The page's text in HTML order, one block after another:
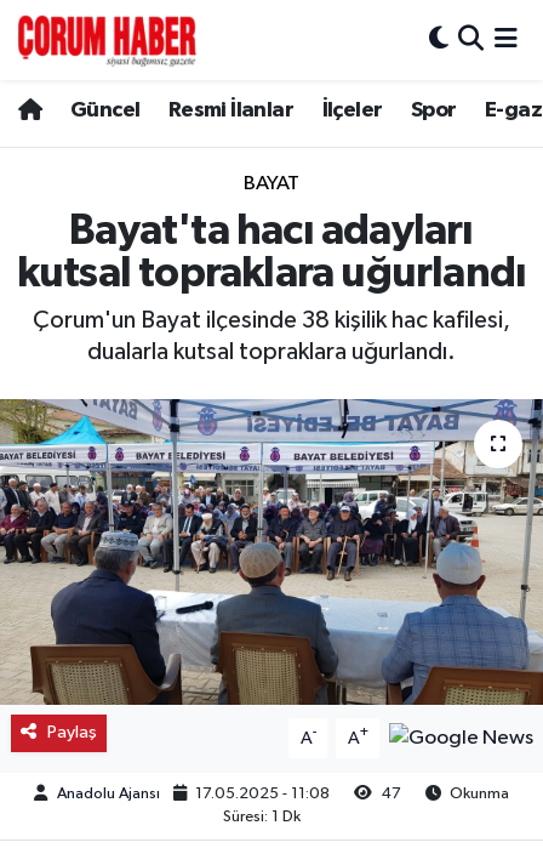
Güncel Resmi İlanlar İlçeler Spor E-
BAYAT
Bayat'ta hacı adayları
kutsal topraklara uğurlandı
Çorum'un Bayat ilçesinde 38 kişilik hac kafilesi,
dualarla kutsal topraklara uğurlandı.
Paylaş A- A+
Anadolu Ajansı 17.05.2025 - 11:08 47
Okunma
Süresi: 1 Dk
Spor
Resmi İlanlar
Alaca
Bayat
Boğazkale
Dodurga
İskilip
Kargı
Laçin
Mecitözü
Hava Durumu
Çorum Namaz Vakitleri
Trafik Durumu
Süper Lig Puan Durumu ve Fikstür
Tüm Manşetler
Son Dakika Haberleri
Haber Arşivi